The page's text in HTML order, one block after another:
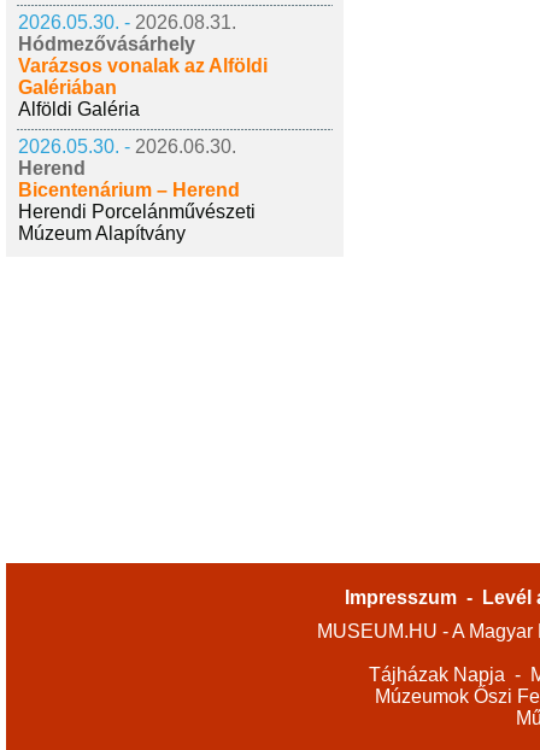
2026.05.30. - 2026.08.31.
Hódmezővásárhely
Varázsos vonalak az Alföldi
Galériában
Alföldi Galéria
2026.05.30. - 2026.06.30.
Herend
Bicentenárium – Herend
Herendi Porcelánművészeti
Múzeum Alapítvány
Impresszum -
Levél
MUSEUM.HU - A
Tájházak Napja -
Múzeumok Őszi